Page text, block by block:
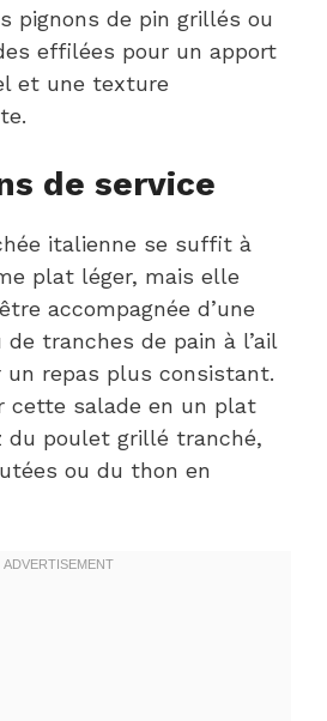
pignons de pin grillés ou
effilées pour un apport
et une texture
de service
italienne se suffit à
plat léger, mais elle
accompagnée d’une
tranches de pain à l’ail
repas plus consistant.
cette salade en un plat
du poulet grillé tranché,
ou du thon en